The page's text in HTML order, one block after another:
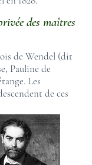
des maîtres
de Wendel (dit
Pauline de
Les
de ces